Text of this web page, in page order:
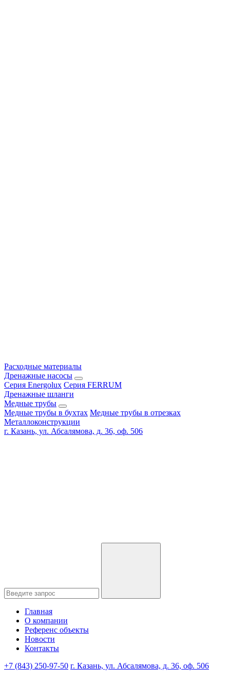
Расходные материалы
Дренажные насосы
Серия Energolux Серия FERRUM
Дренажные шланги
Медные трубы
Медные трубы в бухтах Медные трубы в отрезках
Металлоконструкции
г. Казань, ул. Абсалямова, д. 36, оф. 506
Главная
О компании
Референс объекты
Новости
Контакты
+7 (843) 250-97-50 г. Казань, ул. Абсалямова, д. 36, оф. 506